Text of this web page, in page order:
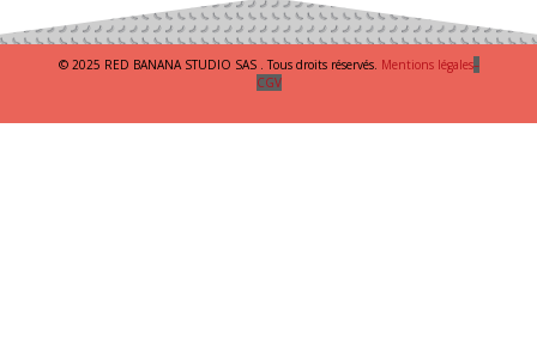
© 2025 RED BANANA STUDIO SAS . Tous droits réservés. Mentions légales–
CGV